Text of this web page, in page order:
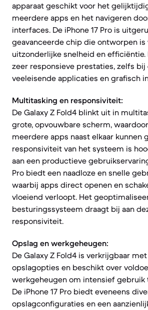
apparaat geschikt voor het
meerdere apps en het navigeren
interfaces. De iPhone 17 Pro is
geavanceerde chip die ontworpen is
uitzonderlijke snelheid en
zeer responsieve prestaties, zelfs
veeleisende applicaties en grafisch
Multitasking en responsiviteit:
De Galaxy Z Fold4 blinkt uit in
grote, opvouwbare scherm,
meerdere apps naast elkaar kunnen
responsiviteit van het systeem is
aan een productieve
Pro biedt een naadloze en snelle
waarbij apps direct openen en
vloeiend verloopt. Het
besturingssysteem draagt bij aan
responsiviteit.
Opslag en werkgeheugen:
De Galaxy Z Fold4 is verkrijgbaar
opslagopties en beschikt over
werkgeheugen om intensief gebruik
De iPhone 17 Pro biedt eveneens
opslagconfiguraties en een